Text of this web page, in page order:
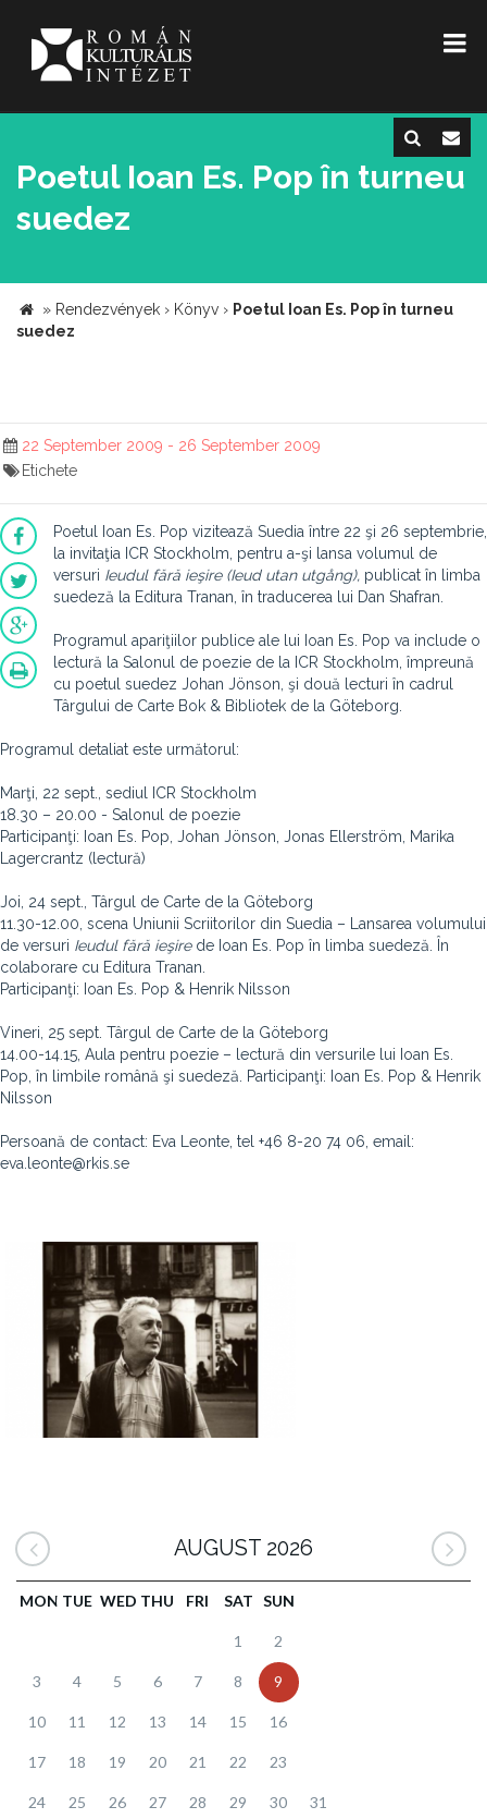
Poetul Ioan Es. Pop în turneu
suedez
» Rendezvények › Könyv › Poetul Ioan Es. Pop în turneu
suedez
22 September 2009 - 26 September 2009
Etichete
Poetul Ioan Es. Pop vizitează Suedia între 22 şi 26 septembrie,
la invitaţia ICR Stockholm, pentru a-şi lansa volumul de
versuri Ieudul fără ieşire (Ieud utan utgång), publicat în limba
suedeză la Editura Tranan, în traducerea lui Dan Shafran.
Programul apariţiilor publice ale lui Ioan Es. Pop va include o
lectură la Salonul de poezie de la ICR Stockholm, împreună
cu poetul suedez Johan Jönson, şi două lecturi în cadrul
Târgului de Carte Bok & Bibliotek de la Göteborg.
Programul detaliat este următorul:
Marţi, 22 sept., sediul ICR Stockholm
18.30 – 20.00 - Salonul de poezie
Participanţi: Ioan Es. Pop, Johan Jönson, Jonas Ellerström, Marika
Lagercrantz (lectură)
Joi, 24 sept., Târgul de Carte de la Göteborg
11.30-12.00, scena Uniunii Scriitorilor din Suedia – Lansarea volumului
de versuri Ieudul fără ieşire de Ioan Es. Pop în limba suedeză. În
colaborare cu Editura Tranan.
Participanţi: Ioan Es. Pop & Henrik Nilsson
Vineri, 25 sept. Târgul de Carte de la Göteborg
14.00-14.15, Aula pentru poezie – lectură din versurile lui Ioan Es.
Pop, în limbile română şi suedeză. Participanţi: Ioan Es. Pop & Henrik
Nilsson
Persoană de contact: Eva Leonte, tel +46 8-20 74 06, email:
eva.leonte@rkis.se
AUGUST 2026
MON TUE WED THU FRI SAT SUN
1 2
3 4 5 6 7 8 9
10 11 12 13 14 15 16
17 18 19 20 21 22 23
24 25 26 27 28 29 30 31